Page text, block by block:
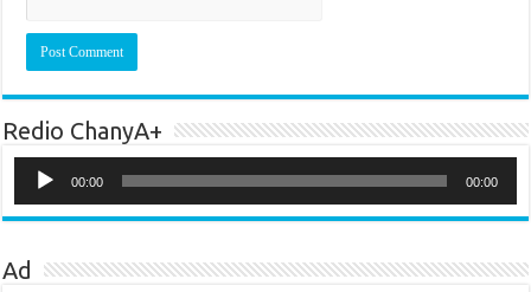
Redio ChanyA+
Player
00:00 00:00
Ad